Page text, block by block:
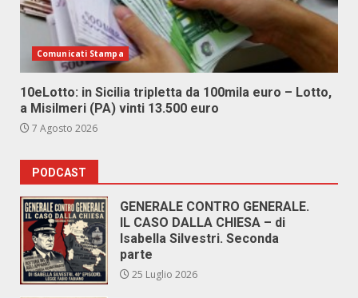
Comunicati Stampa
10eLotto: in Sicilia tripletta da 100mila euro – Lotto,
a Misilmeri (PA) vinti 13.500 euro
7 Agosto 2026
PODCAST
GENERALE CONTRO GENERALE.
IL CASO DALLA CHIESA – di
Isabella Silvestri. Seconda
parte
25 Luglio 2026